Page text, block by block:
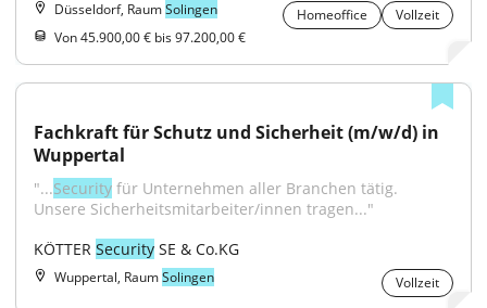
Düsseldorf, RaumSolingen Homeoffice
Vollzeit
Von 45.900,00 € bis 97.200,00 €
Fachkraft für Schutz und Sicherheit (m/w/d) in
Wuppertal
"...Security für Unternehmen aller Branchen tätig.
Unsere Sicherheitsmitarbeiter/innen tragen..."
KÖTTER Security SE & Co.KG
Wuppertal, RaumSolingen Vollzeit